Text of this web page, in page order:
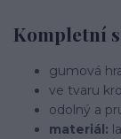
Kompletní
gumová
ve tvaru
odolný a
materiál: